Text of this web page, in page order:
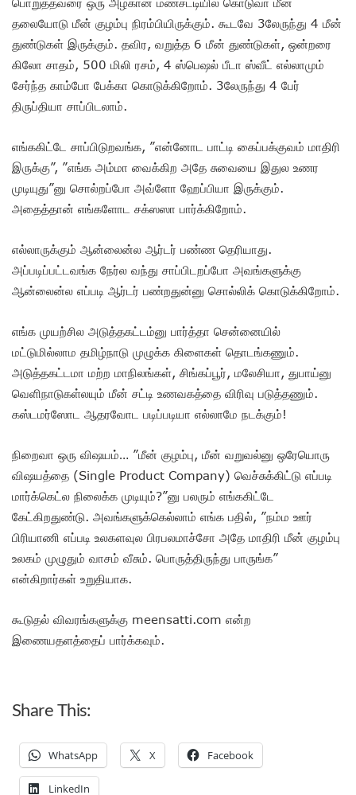
தலையோடு மீன் குழம்பு நிரம்பியிருக்கும். கூடவே 3லேருந்து 4 மீன்
துண்டுகள் இருக்கும். தவிர, வறுத்த 6 மீன் துண்டுகள், ஒன்றரை
கிலோ சாதம், 500 மிலி ரசம், 4 ஸ்பெஷல் பீடா ஸ்வீட் எல்லாமும்
சேர்ந்த காம்போ பேக்கா கொடுக்கிறோம். 3லேருந்து 4 பேர்
திருப்தியா சாப்பிடலாம்.
எங்ககிட்டே சாப்பிடுறவங்க, ”என்னோட பாட்டி கைப்பக்குவம் மாதிரி
இருக்கு”, ”எங்க அம்மா வைக்கிற அதே சுவையை இதுல உணர
முடியுது”னு சொல்றப்போ அவ்ளோ ஹேப்பியா இருக்கும்.
அதைத்தான் எங்களோட சக்ஸஸா பார்க்கிறோம்.
எல்லாருக்கும் ஆன்லைன்ல ஆர்டர் பண்ண தெரியாது.
அப்படிப்பட்டவங்க நேர்ல வந்து சாப்பிடறப்போ அவங்களுக்கு
ஆன்லைன்ல எப்படி ஆர்டர் பண்றதுன்னு சொல்லிக் கொடுக்கிறோம்.
எங்க முயற்சில அடுத்தகட்டம்னு பார்த்தா சென்னையில்
மட்டுமில்லாம தமிழ்நாடு முழுக்க கிளைகள் தொடங்கணும்.
அடுத்தகட்டமா மற்ற மாநிலங்கள், சிங்கப்பூர், மலேசியா, துபாய்னு
வெளிநாடுகள்லயும் மீன் சட்டி உணவகத்தை விரிவு படுத்தணும்.
கஸ்டமர்ஸோட ஆதரவோட படிப்படியா எல்லாமே நடக்கும்!
நிறைவா ஒரு விஷயம்… ”மீன் குழம்பு, மீன் வறுவல்னு ஒரேயொரு
விஷயத்தை (Single Product Company) வெச்சுக்கிட்டு எப்படி
மார்க்கெட்ல நிலைக்க முடியும்?”னு பலரும் எங்ககிட்டே
கேட்கிறதுண்டு. அவங்களுக்கெல்லாம் எங்க பதில், ”நம்ம ஊர்
பிரியாணி எப்படி உலகளவுல பிரபலமாச்சோ அதே மாதிரி மீன் குழம்பு
உலகம் முழுதும் வாசம் வீசும். பொருத்திருந்து பாருங்க”
என்கிறார்கள் உறுதியாக.
கூடுதல் விவரங்களுக்கு meensatti.com என்ற
இணையதளத்தைப் பார்க்கவும்.
Share This:
WhatsApp X Facebook
LinkedIn